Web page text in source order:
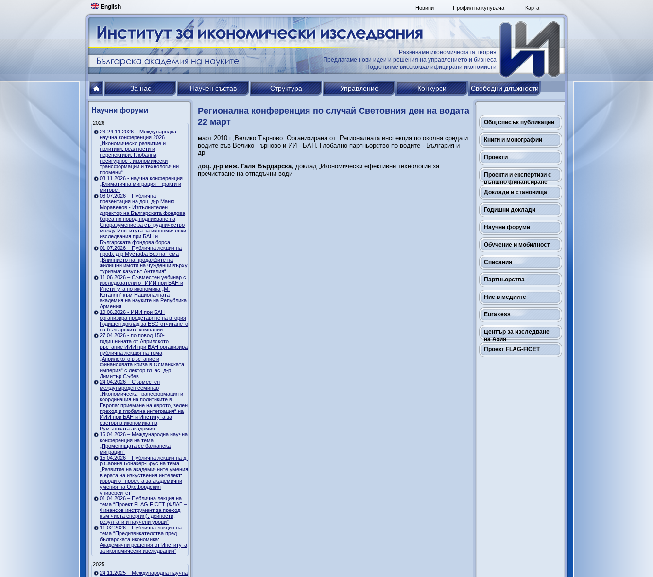
English Карта
Профил на купувача
Новини
Развиваме икономическата теория
Предлагаме нови идеи и решения на управлението и бизнеса
Подготвяме висококвалифицирани икономисти
За нас Научен състав Структура Управление Конкурси Свободни длъжности
Общ списък публикации
Книги и монографии
Проекти
Проекти и експертизи с
външно финансиране
Доклади и становища
Годишни доклади
Научни форуми
Обучение и мобилност
Списания
Партньорства
Ние в медиите
Euraxess
Център за изследване
на Азия
Проект FLAG-FICET
Научни форуми
2026
23-24.11.2026 – Международна
научна конференция 2026
„Икономическо развитие и
политики: реалности и
перспективи. Глобална
несигурност, икономически
трансформации и технологични
промени“
03.11.2026 - научна конференция
„Климатична миграция – факти и
митове“
08.07.2026 – Публична
презентация на доц. д-р Маню
Моравенов - Изпълнителен
директор на Българската фондова
борса по повод подписване на
Споразумение за сътрудничество
между Института за икономически
изследвания при БАН и
Българската фондова борса
01.07.2026 – Публична лекция на
проф. д-р Мустафа Боз на тема
„Влиянието на продажбите на
жилищни имоти на чужденци върху
туризма: казусът Анталия“
11.06.2026 – Съвместен уебинар с
изследователи от ИИИ при БАН и
Института по икономика „М.
Котанян“ към Националната
академия на науките на Република
Армения
10.06.2026 - ИИИ при БАН
организира представяне на втория
Годишен доклад за ESG отчитането
на българските компании
27.04.2026 - по повод 150-
годишнината от Априлското
въстание ИИИ при БАН организира
публична лекция на тема
„Априлското въстание и
финансовата криза в Османската
империя“ с лектор гл. ас. д-р
Димитър Събев
24.04.2026 – Съвместен
международен семинар
„Икономическа трансформация и
координация на политиките в
Европа: приемане на еврото, зелен
преход и глобална интеграция“ на
ИИИ при БАН и Института за
световна икономика на
Румънската академия
16.04.2026 – Международна научна
конференция на тема
„Променящата се балканска
миграция“
15.04.2026 – Публична лекция на д-
р Сабине Бонакер-Брус на тема
„Развитие на академичните умения
в ерата на изкуствения интелект:
изводи от проекта за академични
умения на Оксфордския
университет“
01.04.2026 – Публична лекция на
тема “Проект FLAG FICET (ФЛАГ –
Финансов инструмент за преход
към чиста енергия): дейности,
резултати и научени уроци”
11.02.2026 – Публична лекция на
тема “Предизвикателства пред
българската икономика:
Академични решения от Института
за икономически изследвания”
2025
24.11.2025 – Международна научна
Регионална конференция по случай Световния ден на водата
22 март
март 2010 г.,Велико Търново. Организирана от: Регионалната инспекция по околна среда и
водите във Велико Търново и ИИ - БАН, Глобално партньорство по водите - България и
др.
доц. д-р инж. Галя Бърдарска, доклад „Икономически ефективни технологии за
пречистване на отпадъчни води”